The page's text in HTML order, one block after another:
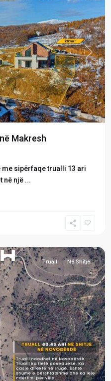
Next
Makresh
sipërfaqe trualli 13 ari
në një ...
Next
Truall Në Shitje